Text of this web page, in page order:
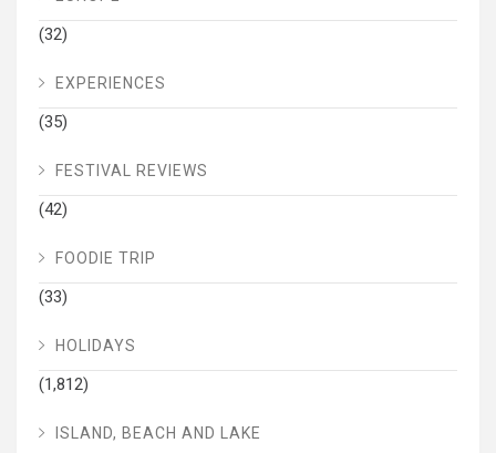
(32)
EXPERIENCES
(35)
FESTIVAL REVIEWS
(42)
FOODIE TRIP
(33)
HOLIDAYS
(1,812)
ISLAND, BEACH AND LAKE